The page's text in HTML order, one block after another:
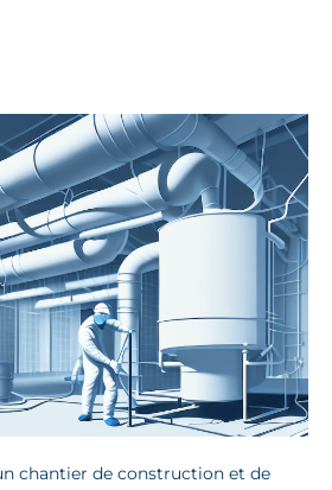
chantier de construction et de